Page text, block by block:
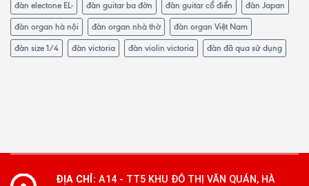
đàn electone EL- đàn guitar ba đờn đàn guitar cổ điển đàn Japan
đàn organ hà nội đàn organ nhà thờ đàn organ Việt Nam
đàn size 1/4 đàn victoria đàn violin victoria đàn đã qua sử dụng
ĐỊA CHỈ: A14 - TT5 KHU ĐÔ THỊ VĂN QUÁN, HÀ